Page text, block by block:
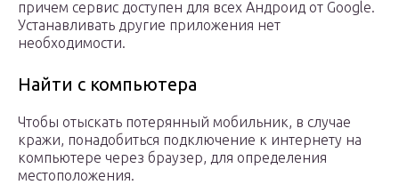
причем сервис доступен для всех Андроид от Google.
Устанавливать другие приложения нет
необходимости.
Найти с компьютера
Чтобы отыскать потерянный мобильник, в случае
кражи, понадобиться подключение к интернету на
компьютере через браузер, для определения
местоположения.